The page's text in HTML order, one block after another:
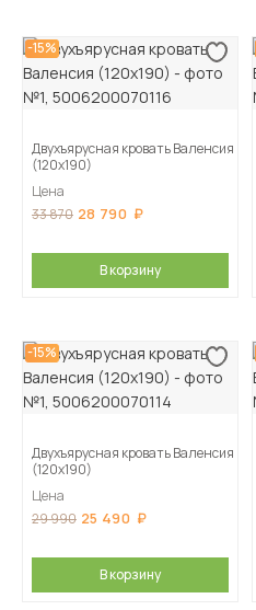
-15%
Двухъярусная кровать Валенсия
(120х190)
Цена
33 870 28 790
В корзину
-15%
Двухъярусная кровать Валенсия
(120х190)
Цена
29 990 25 490
В корзину